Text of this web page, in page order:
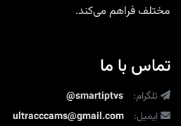
مختلف فراهم می‌کند.
تماس با ما
تلگرام:
@smartiptvs
ایمیل:
ultracccams@gmail.com